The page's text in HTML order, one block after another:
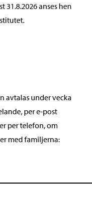
31.8.2026 anses hen
avtalas under vecka
per e-post
per telefon, om
med familjerna: